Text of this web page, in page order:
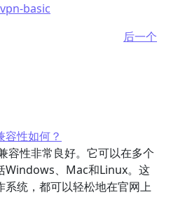
basic
后一个
性如何？
容性非常良好。它可以在多个
Windows、Mac和Linux。这
统，都可以轻松地在官网上